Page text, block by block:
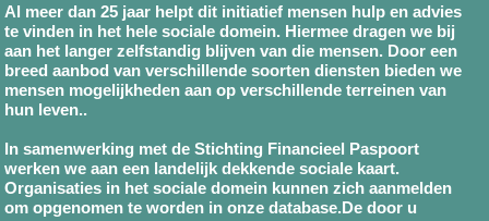
Al meer dan 25 jaar helpt dit initiatief mensen hulp en advies
te vinden in het hele sociale domein. Hiermee dragen we bij
aan het langer zelfstandig blijven van die mensen. Door een
breed aanbod van verschillende soorten diensten bieden we
mensen mogelijkheden aan op verschillende terreinen van
hun leven..
In samenwerking met de Stichting Financieel Paspoort
werken we aan een landelijk dekkende sociale kaart.
Organisaties in het sociale domein kunnen zich aanmelden
om opgenomen te worden in onze database.De door u